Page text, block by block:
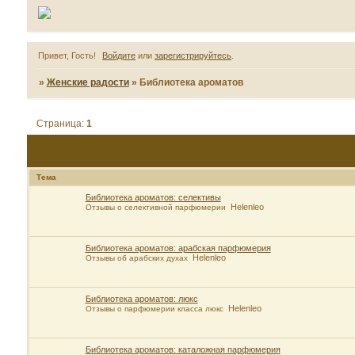
Привет, Гость! Войдите илизарегистрируйтесь
» Женские радости » Библиотека ароматов
Страница: 1
Тема
Библиотека ароматов: селективы
Отзывы о селективной парфюмерии Helenleo
Библиотека ароматов: арабская парфюмерия
Отзывы об арабских духах Helenleo
Библиотека ароматов: люкс
Отзывы о парфюмерии класса люкс Helenleo
Библиотека ароматов: каталожная парфюмерия